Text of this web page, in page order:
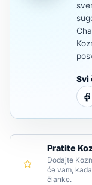
Svi
Pratite
Dodajte
će vam,
članke.